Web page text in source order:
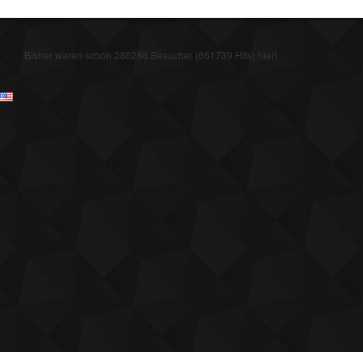
Bisher waren schon 286286 Besucher (651739 Hits) hier!